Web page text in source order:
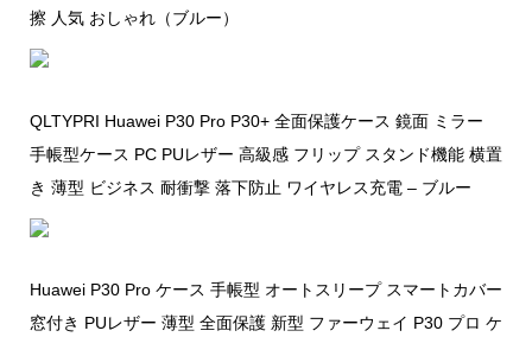
擦 人気 おしゃれ（ブルー）
QLTYPRI Huawei P30 Pro P30+ 全面保護ケース 鏡面 ミラー
手帳型ケース PC PUレザー 高級感 フリップ スタンド機能 横置
き 薄型 ビジネス 耐衝撃 落下防止 ワイヤレス充電 – ブルー
Huawei P30 Pro ケース 手帳型 オートスリープ スマートカバー
窓付き PUレザー 薄型 全面保護 新型 ファーウェイ P30 プロ ケ